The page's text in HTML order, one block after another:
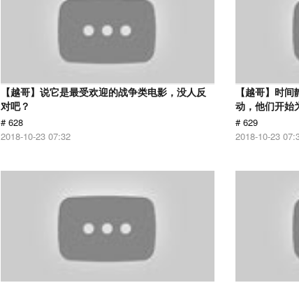
【越哥】说它是最受欢迎的战争类电影，没人反
对吧？
# 628
2018-10-23 07:32
【越哥】时
动，他们开始
# 629
2018-10-23